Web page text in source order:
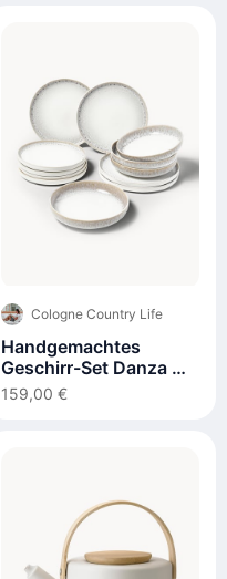
Cologne Country Life
Handgemachtes
Geschirr-Set Danza mit
reaktiver Glasur, 4
Personen, 12er-Set
159,00 €